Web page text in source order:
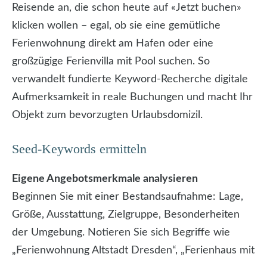
Reisende an, die schon heute auf «Jetzt buchen»
klicken wollen – egal, ob sie eine gemütliche
Ferienwohnung direkt am Hafen oder eine
großzügige Ferienvilla mit Pool suchen. So
verwandelt fundierte Keyword-Recherche digitale
Aufmerksamkeit in reale Buchungen und macht Ihr
Objekt zum bevorzugten Urlaubsdomizil.
Seed-Keywords ermitteln
Eigene Angebotsmerkmale analysieren
Beginnen Sie mit einer Bestandsaufnahme: Lage,
Größe, Ausstattung, Zielgruppe, Besonderheiten
der Umgebung. Notieren Sie sich Begriffe wie
„Ferienwohnung Altstadt Dresden“, „Ferienhaus mit